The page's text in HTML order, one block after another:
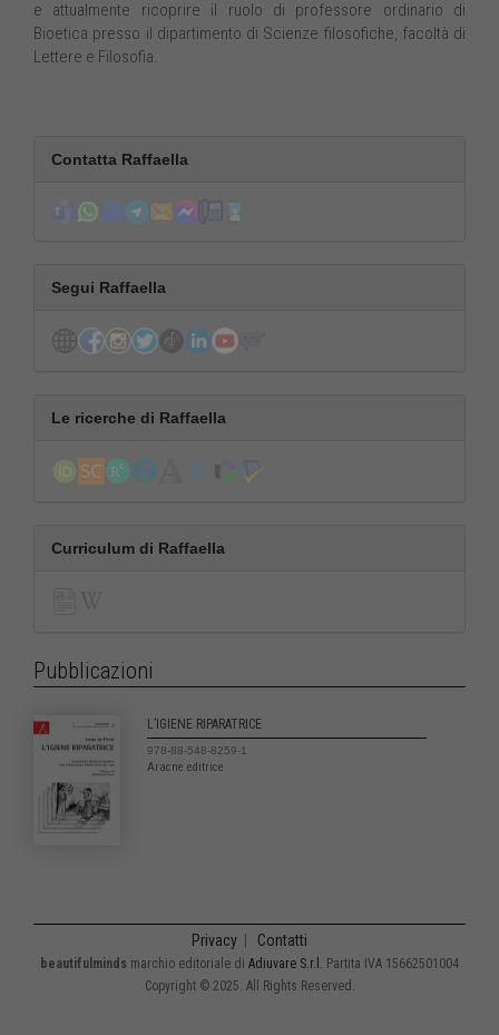
e attualmente ricoprire il ruolo di professore ordinario di
Bioetica presso il dipartimento di Scienze filosofiche, facoltà di
Lettere e Filosofia.
Contatta Raffaella
Segui Raffaella
Le ricerche di Raffaella
Curriculum di Raffaella
Pubblicazioni
L’IGIENE RIPARATRICE
978-88-548-8259-1
Aracne editrice
Privacy Contatti
beautifulminds marchio editoriale di Adiuvare S.r.l.
Partita IVA 15662501004
Copyright © 2025. All Rights Reserved.